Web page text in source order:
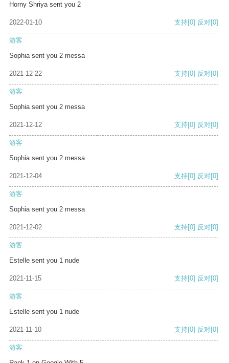
Horny Shriya sent you 2
2022-01-10 支持[0] 反对[0]
游客
Sophia sent you 2 messa
2021-12-22 支持[0] 反对[0]
游客
Sophia sent you 2 messa
2021-12-12 支持[0] 反对[0]
游客
Sophia sent you 2 messa
2021-12-04 支持[0] 反对[0]
游客
Sophia sent you 2 messa
2021-12-02 支持[0] 反对[0]
游客
Estelle sent you 1 nude
2021-11-15 支持[0] 反对[0]
游客
Estelle sent you 1 nude
2021-11-10 支持[0] 反对[0]
游客